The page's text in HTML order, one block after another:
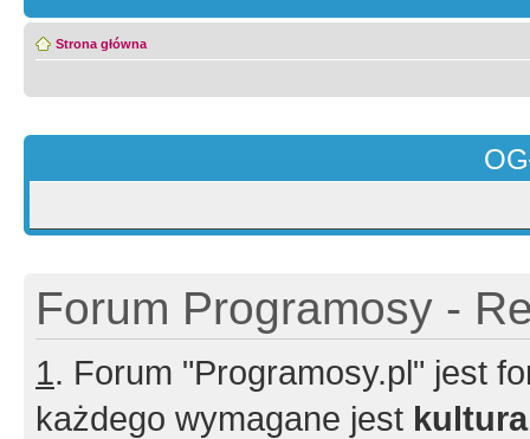
Strona główna
Forum Programosy -
1. Forum "Programosy.pl" jest
każdego wymagane jest